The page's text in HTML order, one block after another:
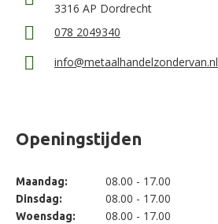
3316 AP Dordrecht
078 2049340
info@metaalhandelzondervan.nl
Openingstijden
Maandag: 08.00 - 17.00
Dinsdag: 08.00 - 17.00
Woensdag: 08.00 - 17.00